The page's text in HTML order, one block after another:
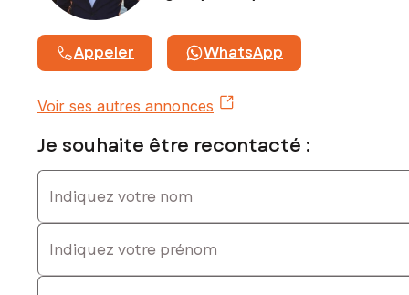
Prix de vente : 345 000 €
Contactez votre conseiller SAFTI : Adrien OUSTRY, Tél. :
commercial immatriculé au RSAC de Béziers sous le numéro
Appeler WhatsApp
Voir ses autres annonces
Je souhaite être recontacté :
Indiquez votre nom
Indiquez votre prénom
E-mail